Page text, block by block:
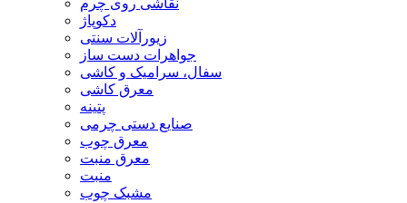
نقاشی روی چرم
دکوپاژ
زیورآلات سنتی
جواهرات دست ساز
سفال، سرامیک و کاشی
معرق کاشی
پتینه
صنایع دستی چرمی
معرق چوب
معرق منبت
منبت
مشبک چوب